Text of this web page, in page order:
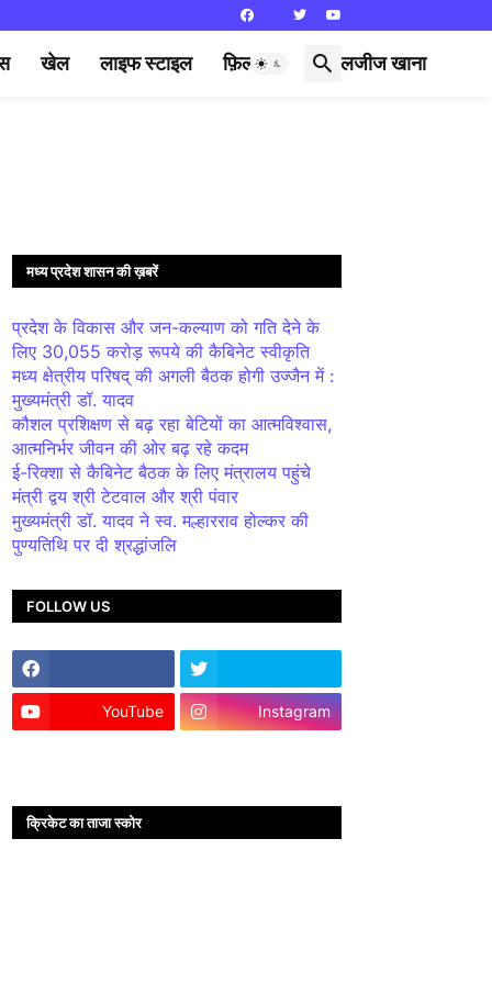
खेल लाइफ स्टाइल फ़िल्मी दुनिया लजीज खाना
मध्य प्रदेश शासन की ख़बरें
प्रदेश के विकास और जन-कल्याण को गति देने के
लिए 30,055 करोड़ रूपये की कैबिनेट स्वीकृति
मध्य क्षेत्रीय परिषद् की अगली बैठक होगी उज्जैन में :
मुख्यमंत्री डॉ. यादव
कौशल प्रशिक्षण से बढ़ रहा बेटियों का आत्मविश्वास,
आत्मनिर्भर जीवन की ओर बढ़ रहे कदम
ई-रिक्शा से कैबिनेट बैठक के लिए मंत्रालय पहुंचे
मंत्री द्वय श्री टेटवाल और श्री पंवार
मुख्यमंत्री डॉ. यादव ने स्व. मल्हारराव होल्कर की
पुण्यतिथि पर दी श्रद्धांजलि
FOLLOW US
YouTube Instagram
क्रिकेट का ताजा स्कोर